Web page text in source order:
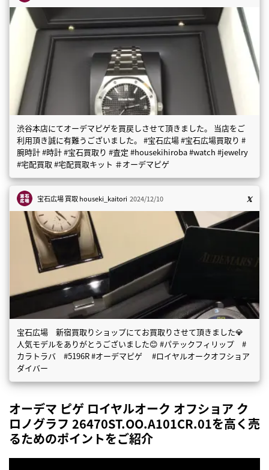
渋谷本店にてオーデマピゲを買戻しさせて頂きました。 当店をご
利用頂き誠に有難うございました。 #宝石広場 #宝石広場買取り #
腕時計 #時計 #宝石買取り #査定 #housekihiroba #watch #jewelry
#宅配買取 #宅配買取キット ＃オーデマピゲ
宝石広場 買取houseki_kaitori 2024/12/10
宝石広場 新宿買取りショップにてお買取りさせて頂きました💎
人気モデルをありがとうございました😊 #パテックフィリップ #
カラトラバ #5196R #オーデマピゲ #ロイヤルオークオフショア
ダイバー
オーデマ ピゲ ロイヤルオーク オフショア ク
ロノグラフ 26470ST.OO.A101CR.01を高く売
るためのポイントをご紹介